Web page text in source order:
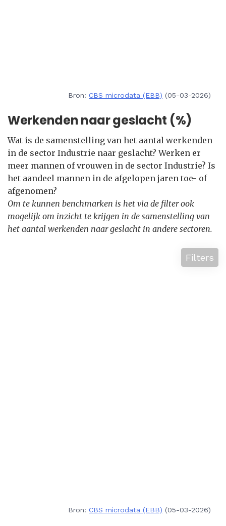
Bron: CBS microdata (EBB) (05-03-2026)
Werkenden naar geslacht (%)
Wat is de samenstelling van het aantal werkenden
in de sector Industrie naar geslacht? Werken er
meer mannen of vrouwen in de sector Industrie? Is
het aandeel mannen in de afgelopen jaren toe- of
afgenomen?
Om te kunnen benchmarken is het via de filter ook
mogelijk om inzicht te krijgen in de samenstelling van
het aantal werkenden naar geslacht in andere sectoren.
Filters
Bron: CBS microdata (EBB) (05-03-2026)